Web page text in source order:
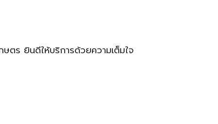
ตร ยินดีให้บริการด้วยความเต็มใจ